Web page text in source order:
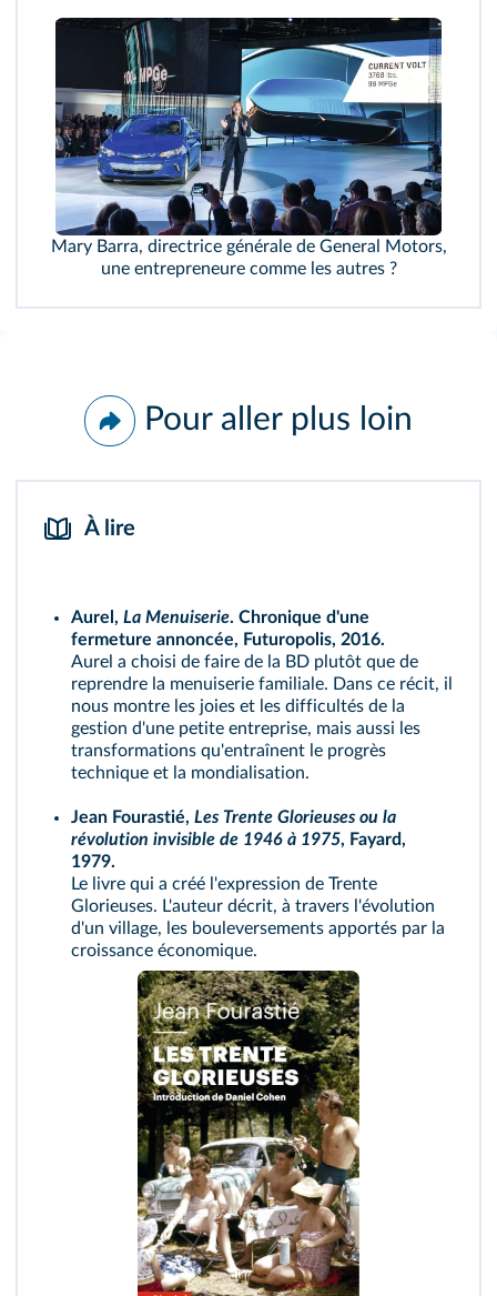
Mary Barra, directrice générale de General Motors,
une entrepreneure comme les autres ?
Pour aller plus loin
À lire
Aurel, La Menuiserie. Chronique d'une
fermeture annoncée, Futuropolis, 2016.
Aurel a choisi de faire de la BD plutôt que de
reprendre la menuiserie familiale. Dans ce récit, il
nous montre les joies et les difficultés de la
gestion d'une petite entreprise, mais aussi les
transformations qu'entraînent le progrès
technique et la mondialisation.
Jean Fourastié, Les Trente Glorieuses ou la
révolution invisible de 1946 à 1975, Fayard,
1979.
Le livre qui a créé l'expression de Trente
Glorieuses. L'auteur décrit, à travers l'évolution
d'un village, les bouleversements apportés par la
croissance économique.